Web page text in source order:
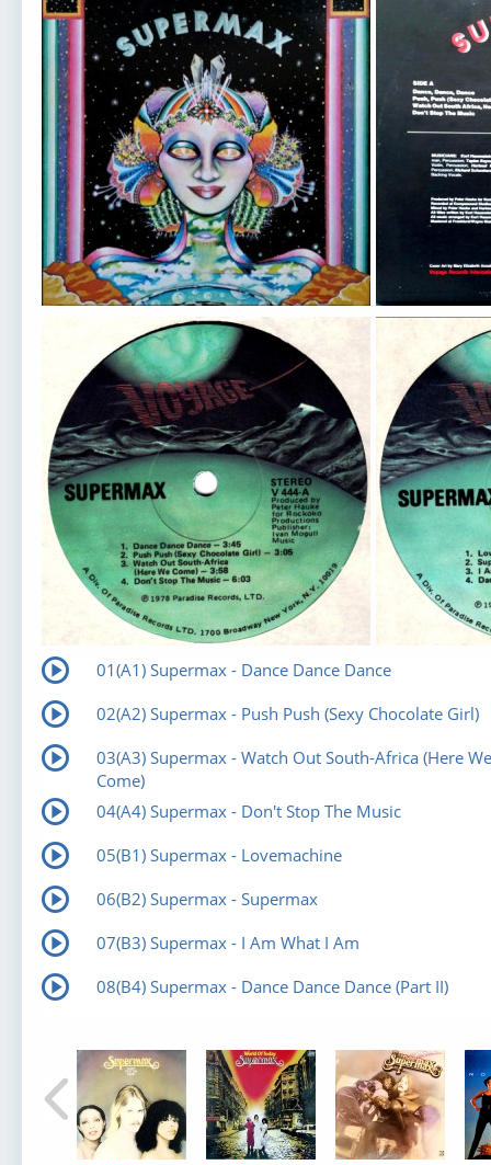
01(A1) Supermax - Dance Dance Dance
02(A2) Supermax - Push Push (Sexy Chocolate Girl)
03(A3) Supermax - Watch Out South-Africa (Here We
Come)
04(A4) Supermax - Don't Stop The Music
05(B1) Supermax - Lovemachine
06(B2) Supermax - Supermax
07(B3) Supermax - I Am What I Am
08(B4) Supermax - Dance Dance Dance (Part II)